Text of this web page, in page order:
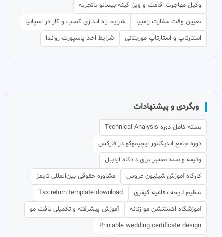
وکیل مهاجرت اقامت و ویزا گینه بیسائو باتجربه
تعیین وقت سفارت زامبیا
شرایط راه اندازی کسب و کار در اسپانیا
استارتاپ و استارتاپ موریتانی
شرایط اخذ پاسپورت رواندا
وبگردی و پیشنهادات
بسته کامل دوره Technical Analysis
دوره جامع اندیکاتور ایچیموکو در فارکس
وثیقه و سند معتبر برای دادگاه اردبیل
کارگاه آموزش شینیون عروس
مشاوره حقوقی بین‌المللی تایمز
تنظیم لایحه دفاعیه کیفری
Tax return template download
آموزشگاه اکستنشن مو زنانه
آموزش پیشرفته و تکمیلی بافت مو
Printable wedding certificate design